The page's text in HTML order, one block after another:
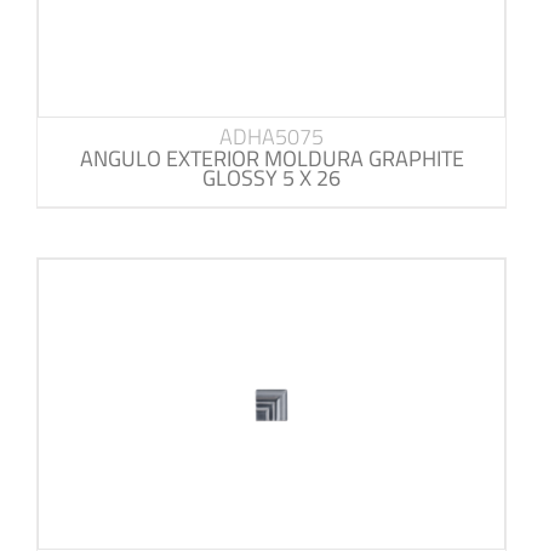
ADHA5075
ANGULO EXTERIOR MOLDURA GRAPHITE
GLOSSY 5 X 26